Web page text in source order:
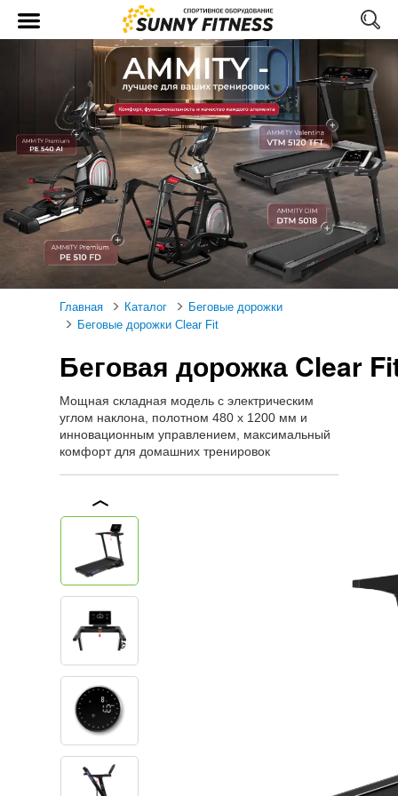
Главная Каталог
Беговые дорожки
Беговые дорожки Clear Fit
Беговая дорожка Clear
Мощная складная модель с электрическим
углом наклона, полотном 480 х 1200 мм и
инновационным управлением, максимальный
комфорт для домашних тренировок